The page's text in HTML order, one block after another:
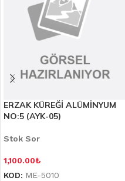
ERZAK KÜREĞİ ALÜMİNYUM
NO:5 (AYK-05)
Stok Sor
1,100.00₺
KOD: ME-5010